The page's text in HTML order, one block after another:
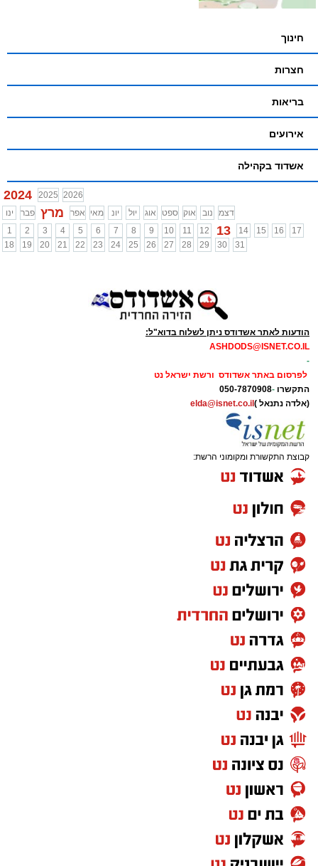
חינוך
חצרות
בריאות
אירועים
אשדוד בקהילה
2024 2025 2026
ינו
פבר מרץ אפר מאי יונ יול אוג ספט אוק נוב
דצמ
1
2 3 4 5 6 7 8 9 10 11 12 13 14 15 16
17
18
19 20 21 22 23 24 25 26 27 28 29 30 31
הודעות לאתר אשדודס ניתן לשלוח בדוא"ל:
ASHDODS@ISNET.CO.IL
-
לפרסום באתר אשדודס ורשת ישראל נט
התקשרו -
050-7870908
(אלדה נתנאל ) elda@isnet.co.il
קבוצת התקשורת ומקומוני הרשת: